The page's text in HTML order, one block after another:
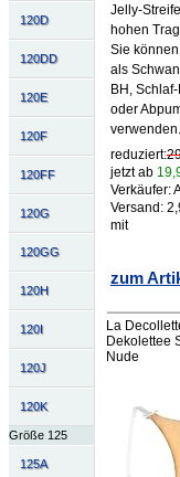
120D
120DD
120E
120F
120FF
120G
120GG
120H
120I
120J
120K
Größe 125
125A
Jelly-
hohen
Sie
als
BH,
oder
verwenden.
reduziert:
jetzt ab
Verkäufer:
Versand:
mit
zum
La
Dekolettee
Nude